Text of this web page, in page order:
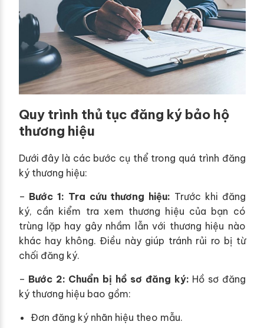
Quy trình thủ tục đăng ký bảo hộ
thương hiệu
Dưới đây là các bước cụ thể trong quá trình đăng
ký thương hiệu:
– Bước 1: Tra cứu thương hiệu: Trước khi đăng
ký, cần kiểm tra xem thương hiệu của bạn có
trùng lặp hay gây nhầm lẫn với thương hiệu nào
khác hay không. Điều này giúp tránh rủi ro bị từ
chối đăng ký.
– Bước 2: Chuẩn bị hồ sơ đăng ký: Hồ sơ đăng
ký thương hiệu bao gồm:
Đơn đăng ký nhãn hiệu theo mẫu.